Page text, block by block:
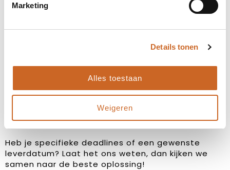
Marketing
Details tonen
Alles toestaan
Weigeren
hanteren we geen vaste levertijden, maar
stemmen we deze altijd in overleg met jou af. Zo
zorgen we ervoor dat de planning aansluit op jouw
wensen en behoeften, en kunnen we eventuele
bijzonderheden of spoedaanvragen tijdig
bespreken.
Heb je specifieke deadlines of een gewenste
leverdatum? Laat het ons weten, dan kijken we
samen naar de beste oplossing!